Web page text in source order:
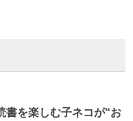
書を楽しむ子ネコが“お